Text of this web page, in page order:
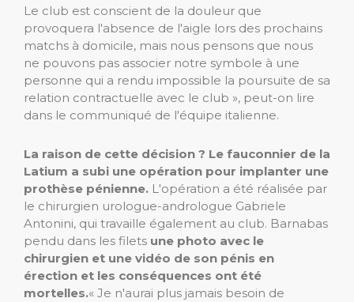
Le club est conscient de la douleur que
provoquera l'absence de l'aigle lors des prochains
matchs à domicile, mais nous pensons que nous
ne pouvons pas associer notre symbole à une
personne qui a rendu impossible la poursuite de sa
relation contractuelle avec le club », peut-on lire
dans le communiqué de l'équipe italienne.
La raison de cette décision ? Le fauconnier de la
Latium a subi une opération pour implanter une
prothèse pénienne. L'opération a été réalisée par
le chirurgien urologue-andrologue Gabriele
Antonini, qui travaille également au club. Barnabas
pendu dans les filets une photo avec le
chirurgien et une vidéo de son pénis en
érection et les conséquences ont été
mortelles.« Je n'aurai plus jamais besoin de